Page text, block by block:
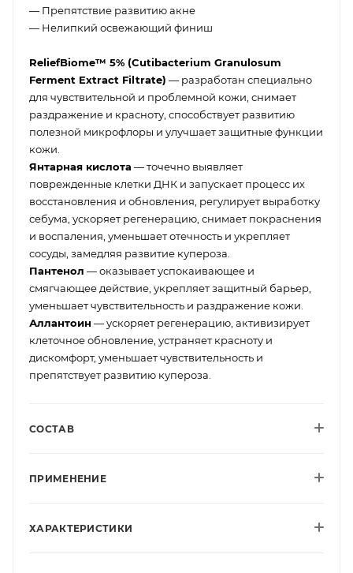
— Препятствие развитию акне
— Нелипкий освежающий финиш
ReliefBiome™ 5% (Cutibacterium Granulosum
Ferment Extract Filtrate) — разработан специально
для чувствительной и проблемной кожи, снимает
раздражение и красноту, способствует развитию
полезной микрофлоры и улучшает защитные функции
кожи.
Янтарная кислота — точечно выявляет
поврежденные клетки ДНК и запускает процесс их
восстановления и обновления, регулирует выработку
себума, ускоряет регенерацию, снимает покраснения
и воспаления, уменьшает отечность и укрепляет
сосуды, замедляя развитие купероза.
Пантенол — оказывает успокаивающее и
смягчающее действие, укрепляет защитный барьер,
уменьшает чувствительность и раздражение кожи.
Аллантоин — ускоряет регенерацию, активизирует
клеточное обновление, устраняет красноту и
дискомфорт, уменьшает чувствительность и
препятствует развитию купероза.
СОСТАВ
ПРИМЕНЕНИЕ
ХАРАКТЕРИСТИКИ